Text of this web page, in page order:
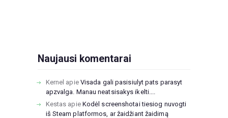
Naujausi komentarai
Kernel apie Visada gali pasisiulyt pats parasyt
apzvalga. Manau neatsisakys ikelti....
Kestas apie Kodėl screenshotai tiesiog nuvogti
iš Steam platformos, ar žaidžiant žaidimą